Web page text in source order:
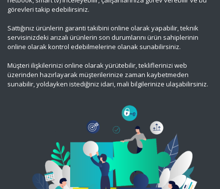
görevleri takip edebilirsiniz.
Sattığınız ürünlerin garanti takibini online olarak yapabilir, teknik
servisinizdeki arızalı ürünlerin son durumlarını ürün sahiplerinin
online olarak kontrol edebilmelerine olanak sunabilirsiniz.
Müşteri ilişkilerinizi online olarak yürütebilir, tekliflerinizi web
üzerinden hazırlayarak müşterilerinize zaman kaybetmeden
sunabilir, yoldayken istediğiniz idari, mali bilgilerinize ulaşabilirsiniz.